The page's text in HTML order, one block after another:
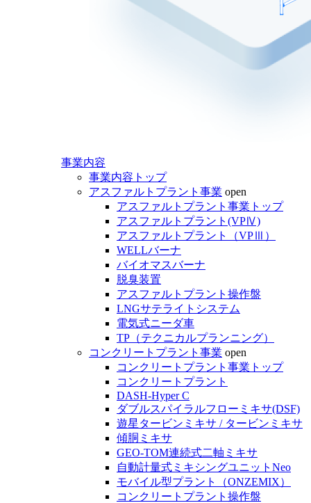
事業内容
事業内容トップ
アスファルトプラント事業 open
アスファルトプラント事業トップ
アスファルトプラント(VPⅣ)
アスファルトプラント（VPⅢ）
WELLバーナ
バイオマスバーナ
脱臭装置
アスファルトプラント操作盤
LNGサテライトシステム
電気式ニーダ車
TP（テクニカルプランニング）
コンクリートプラント事業 open
コンクリートプラント事業トップ
コンクリートプラント
DASH-Hyper C
ダブルスパイラルフローミキサ(DSF)
遊星タービンミキサ / タービンミキサ
傾胴ミキサ
GEO-TOM連続式二軸ミキサ
自動計量式ミキシングユニットNeo
モバイル型プラント（ONZEMIX）
コンクリートプラント操作盤